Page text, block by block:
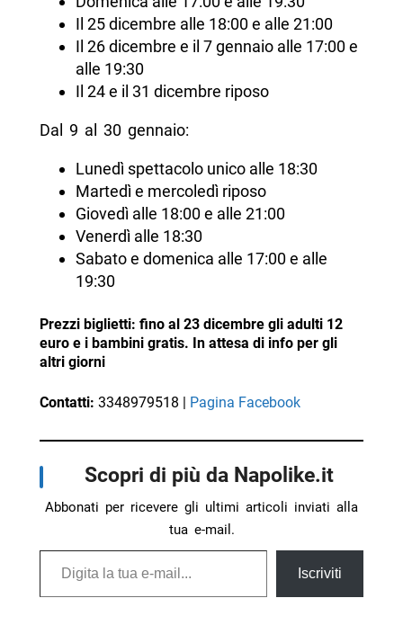
Il 25 dicembre alle 18:00 e alle 21:00
Il 26 dicembre e il 7 gennaio alle 17:00 e
alle 19:30
Il 24 e il 31 dicembre riposo
Dal 9 al 30 gennaio:
Lunedì spettacolo unico alle 18:30
Martedì e mercoledì riposo
Giovedì alle 18:00 e alle 21:00
Venerdì alle 18:30
Sabato e domenica alle 17:00 e alle
19:30
Prezzi biglietti: fino al 23 dicembre gli adulti 12
euro e i bambini gratis. In attesa di info per gli
altri giorni
Contatti: 3348979518 | Pagina Facebook
Scopri di più da Napolike.it
Abbonati per ricevere gli ultimi articoli inviati alla
tua e-mail.
Digita la tua e-mail...
Iscriviti